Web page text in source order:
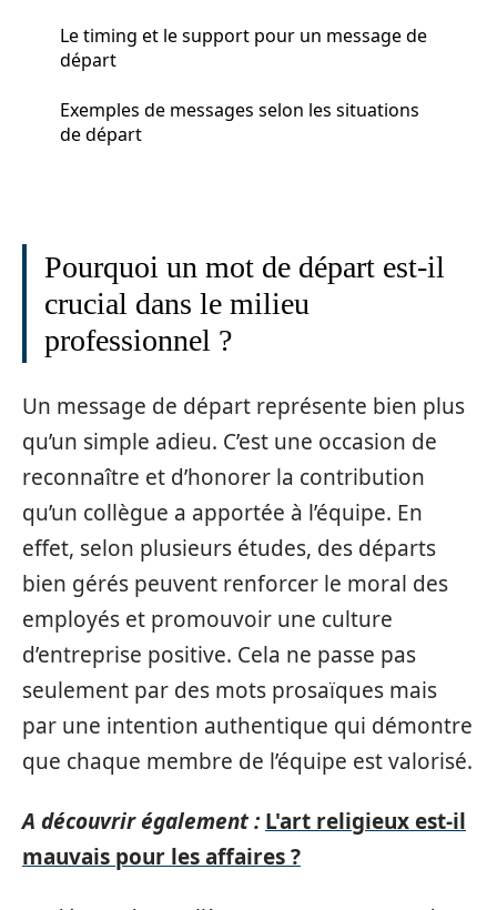
Le timing et le support pour un message de
départ
Exemples de messages selon les situations
de départ
Pourquoi un mot de départ est-il
crucial dans le milieu
professionnel ?
Un message de départ représente bien plus
qu’un simple adieu. C’est une occasion de
reconnaître et d’honorer la contribution
qu’un collègue a apportée à l’équipe. En
effet, selon plusieurs études, des départs
bien gérés peuvent renforcer le moral des
employés et promouvoir une culture
d’entreprise positive. Cela ne passe pas
seulement par des mots prosaïques mais
par une intention authentique qui démontre
que chaque membre de l’équipe est valorisé.
A découvrir également : L'art religieux est-il
mauvais pour les affaires ?